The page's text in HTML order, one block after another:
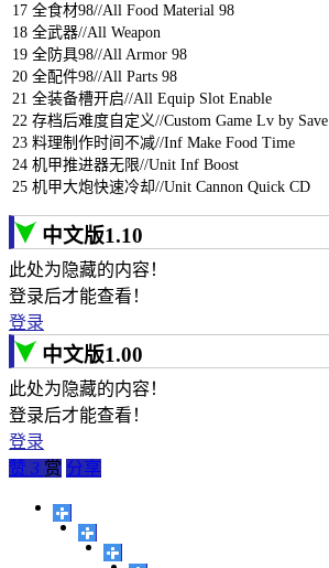
17
18
19
20
21
22
23
24
25
全食材98//All Food Material 98
全武器//All Weapon
全防具98//All Armor 98
全配件98//All Parts 98
全装备槽开启//All Equip Slot Enable
存档后难度自定义//Custom Game Lv by Save
料理制作时间不减//Inf Make Food Time
机甲推进器无限//Unit Inf Boost
机甲大炮快速冷却//Unit Cannon Quick CD
中文版1.10
此处为隐藏的内容！
登录后才能查看！
登录
中文版1.00
此处为隐藏的内容！
登录后才能查看！
登录
赞 3 赏 分享